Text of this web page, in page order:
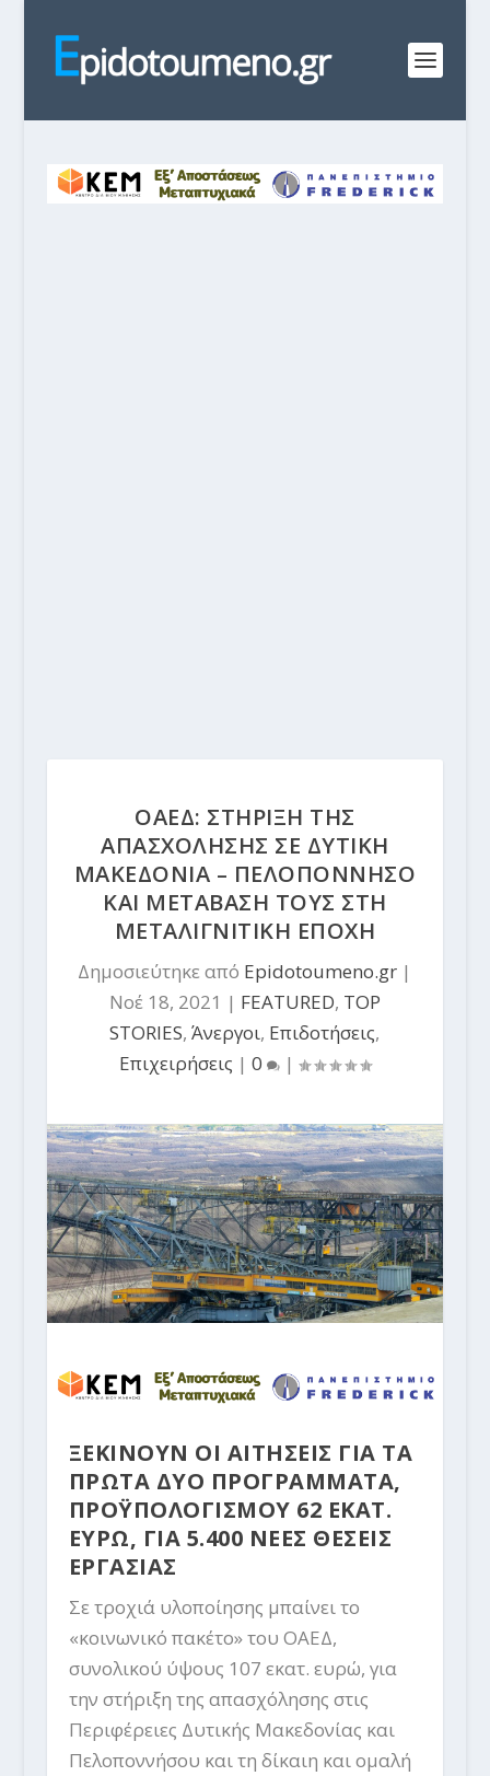
ΟΑΕΔ: ΣΤΗΡΙΞΗ ΤΗΣ
ΑΠΑΣΧΟΛΗΣΗΣ ΣΕ ΔΥΤΙΚΗ
ΜΑΚΕΔΟΝΙΑ – ΠΕΛΟΠΟΝΝΗΣΟ
ΚΑΙ ΜΕΤΑΒΑΣΗ ΤΟΥΣ ΣΤΗ
ΜΕΤΑΛΙΓΝΙΤΙΚΗ ΕΠΟΧΗ
Δημοσιεύτηκε από Epidotoumeno.gr |
Νοέ 18, 2021 | FEATURED, TOP
STORIES,Άνεργοι, Επιδοτήσεις,
Επιχειρήσεις | 0 |
ΞΕΚΙΝΟΥΝ ΟΙ ΑΙΤΗΣΕΙΣ ΓΙΑ ΤΑ
ΠΡΩΤΑ ΔΥΟ ΠΡΟΓΡΑΜΜΑΤΑ,
ΠΡΟΫΠΟΛΟΓΙΣΜΟΥ 62 ΕΚΑΤ.
ΕΥΡΩ, ΓΙΑ 5.400 ΝΕΕΣ ΘΕΣΕΙΣ
ΕΡΓΑΣΙΑΣ
Σε τροχιά υλοποίησης μπαίνει το
«κοινωνικό πακέτο» του ΟΑΕΔ,
συνολικού ύψους 107 εκατ. ευρώ, για
την στήριξη της απασχόλησης στις
Περιφέρειες Δυτικής Μακεδονίας και
Πελοποννήσου και τη δίκαιη και ομαλή